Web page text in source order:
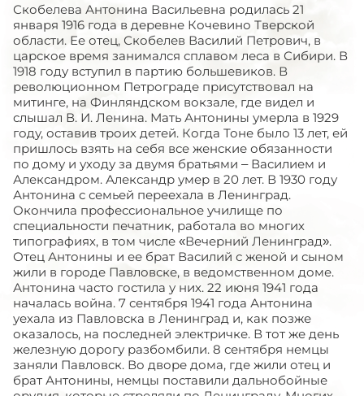
Скобелева Антонина Васильевна родилась 21
января 1916 года в деревне Кочевино Тверской
области. Ее отец, Скобелев Василий Петрович, в
царское время занимался сплавом леса в Сибири. В
1918 году вступил в партию большевиков. В
революционном Петрограде присутствовал на
митинге, на Финляндском вокзале, где видел и
слышал В. И. Ленина. Мать Антонины умерла в 1929
году, оставив троих детей. Когда Тоне было 13 лет, ей
пришлось взять на себя все женские обязанности
по дому и уходу за двумя братьями – Василием и
Александром. Александр умер в 20 лет. В 1930 году
Антонина с семьей переехала в Ленинград.
Окончила профессиональное училище по
специальности печатник, работала во многих
типографиях, в том числе «Вечерний Ленинград».
Отец Антонины и ее брат Василий с женой и сыном
жили в городе Павловске, в ведомственном доме.
Антонина часто гостила у них. 22 июня 1941 года
началась война. 7 сентября 1941 года Антонина
уехала из Павловска в Ленинград и, как позже
оказалось, на последней электричке. В тот же день
железную дорогу разбомбили. 8 сентября немцы
заняли Павловск. Во дворе дома, где жили отец и
брат Антонины, немцы поставили дальнобойные